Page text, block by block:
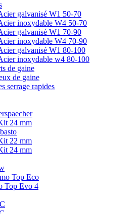
galvanisé W1 50-70
inoxydable W4 50-70
galvanisé W1 70-90
inoxydable W4 70-90
galvanisé W1 80-100
inoxydable w4 80-100
de gaine
de gaine
serrage rapides
24 mm
22 mm
24 mm
Top Eco
Top Evo 4